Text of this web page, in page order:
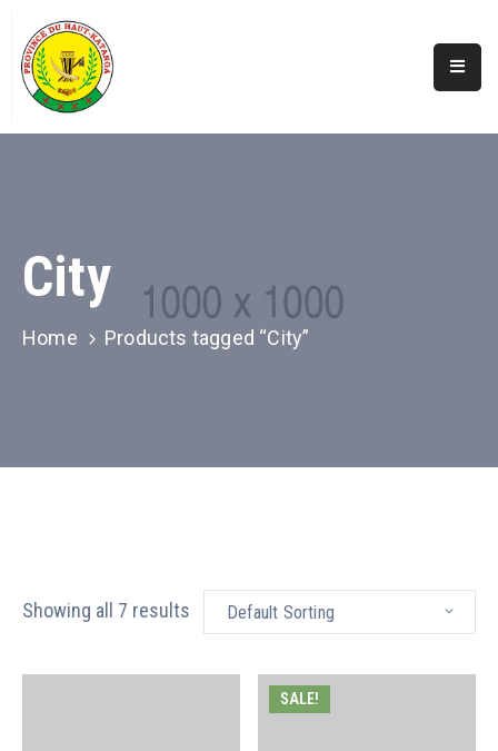
Accueil
Secteurs
Infos
Covid
City
Home Products tagged “City”
Showing all 7 results Default Sorting
SALE!